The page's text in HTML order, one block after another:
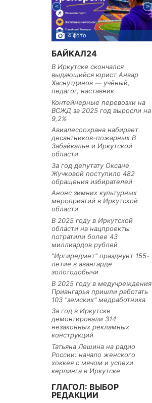
4 фото
БАЙКАЛ24
В Иркутске скончался
выдающийся юрист Анвар
Хаснутдинов — учёный,
педагог, наставник
Контейнерные перевозки на
ВСЖД за 2025 год выросли на
9,2%
Авиалесоохрана набирает
десантников-пожарных В
Забайкалье и Иркутской
области
За год депутату Оксане
Жучковой поступило 482
обращения избирателей
Анонс зимних культурных
мероприятий в Иркутской
области
В 2025 году в Иркутской
области на нацпроекты
потратили более 43
миллиардов рублей
"Иргиредмет" празднует 155-
летие в авангарде
золотодобычи
В 2025 году в медучреждения
Приангарья пришли работать
103 "земских" медработника
За год в Иркутске
демонтировали 314
незаконных рекламных
конструкций
Татьяна Лешина на радио
России: начало женского
хоккея с мячом и успехи
керлинга в Иркутске
ГЛАГОЛ: ВЫБОР
РЕДАКЦИИ